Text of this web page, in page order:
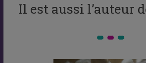
Il est aussi l’auteur
Défit des
Enfin libre